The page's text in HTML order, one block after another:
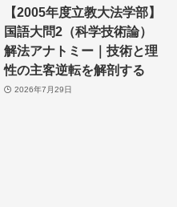
【2005年度立教大法学部】
国語大問2（科学技術論）
解法アナトミー｜技術と理
性の主客逆転を解剖する
2026年7月29日